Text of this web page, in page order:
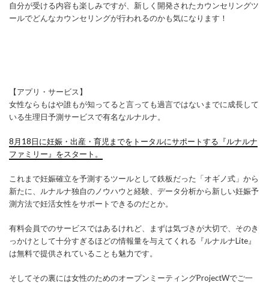
自分が受ける内容も楽しみですが、新しく開発されたカウンセリングツ
ールでどんなカウンセリングが行われるのかも気になります！
【アプリ・サービス】
女性ならもはや誰もが知ってると言っても過言ではないまでに成長して
いる生理日予測サービスで有名なルナルナ。
8月18日に妊娠・出産・育児までをトータルにサポートする『ルナルナ
ファミリー』をスタート。
これまで妊娠確立を予測するツールとして鉄板だった「オギノ式」から
新たに、ルナルナ独自のノウハウと経験、データ分析から新しい妊娠予
測方法で妊活女性をサポートできるのだとか。
有料会員でのサービスではあるけれど、まずは気づきが大切で、そのき
っかけとして十分すぎるほどの情報量を与えてくれる『ルナルナLite』
は無料で提供されていることも魅力です。
そしてその裏には女性のためのオープンミーティングProjectWでご一